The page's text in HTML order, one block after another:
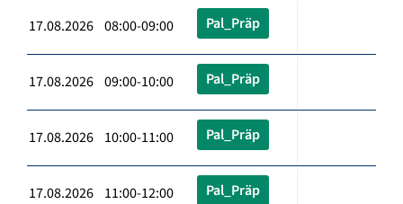
17.08.2026 08:00-09:00 Pal_Präp
17.08.2026 09:00-10:00 Pal_Präp
17.08.2026 10:00-11:00 Pal_Präp
17.08.2026 11:00-12:00 Pal_Präp